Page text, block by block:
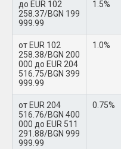
до EUR 102
258.37/BGN 199
999.99
1.5%
от EUR 102
258.38/BGN 200
000 до EUR 204
516.75/BGN 399
999.99
1.0%
от EUR 204
516.76/BGN 400
000 до EUR 511
291.88/BGN 999
999.99
0.75%